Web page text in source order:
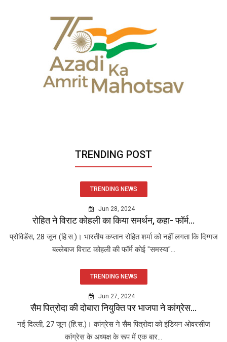
TRENDING POST
TRENDING NEWS
Jun 28, 2024
रोहित ने विराट कोहली का किया समर्थन, कहा- फॉर्म...
प्रोविडेंस, 28 जून (हि.स.)। भारतीय कप्तान रोहित शर्मा को नहीं लगता कि दिग्गज
बल्लेबाज विराट कोहली की फॉर्म कोई "समस्या"...
TRENDING NEWS
Jun 27, 2024
सैम पित्रोदा की दोबारा नियुक्ति पर भाजपा ने कांग्रेस...
नई दिल्ली, 27 जून (हि.स.)। कांग्रेस ने सैम पित्रोदा को इंडियन ओवरसीज
कांग्रेस के अध्यक्ष के रूप में एक बार...